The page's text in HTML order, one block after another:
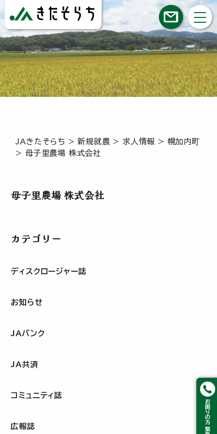
JAきたそらち >新規就農 > 求人情報 > 幌加内町
>母子里農場 株式会社
母子里農場 株式会社
カテゴリー
ディスクロージャー誌
お知らせ
JAバンク
JA共済
コミュニティ誌
広報誌